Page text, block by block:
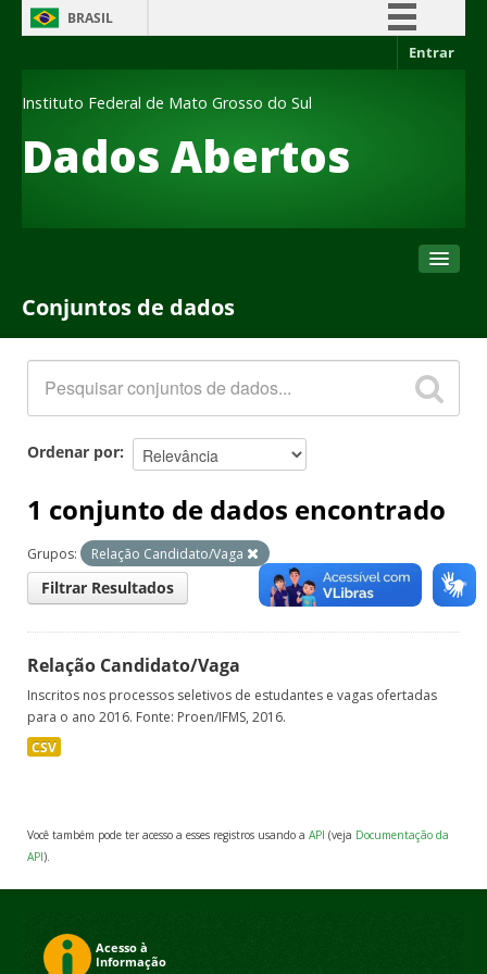
BRASIL
Acesso à informação
Canais
Entrar
Dados Abertos
Instituto Federal de Mato Grosso do Sul
Conjuntos de dados
Organizações
Sobre
Conjuntos de dados
Ordenar por
1 conjunto de dados encontrado
Grupos: Relação Candidato/Vaga
Filtrar Resultados
Relação Candidato/Vaga
Inscritos nos processos seletivos de estudantes e vagas ofertadas
para o ano 2016. Fonte: Proen/IFMS, 2016.
CSV
Você também pode ter acesso a esses registros usando a API (veja Documentação da
API).